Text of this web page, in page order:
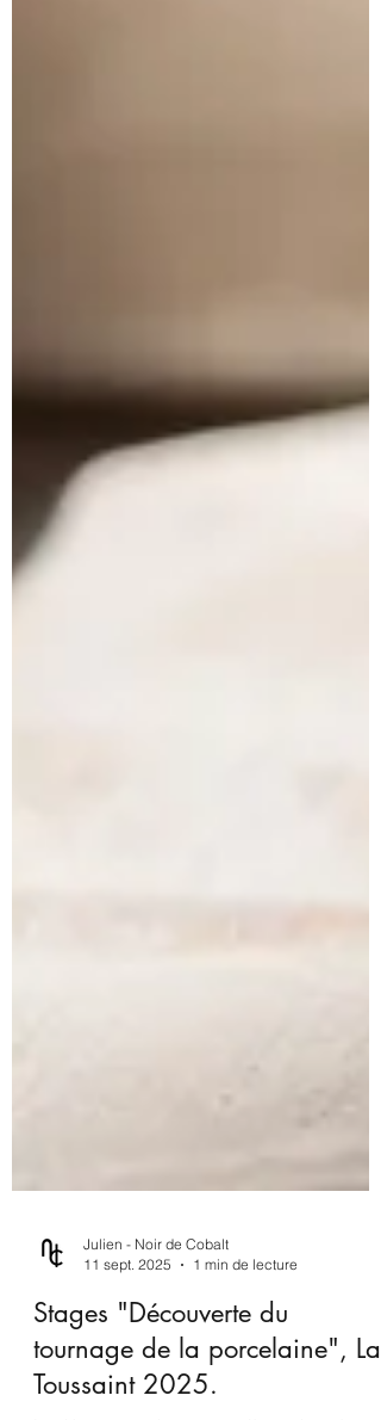
Julien - Noir de Cobalt
11 sept. 2025
1 min de lecture
Stages "Découverte du
tournage de la porcelaine", La